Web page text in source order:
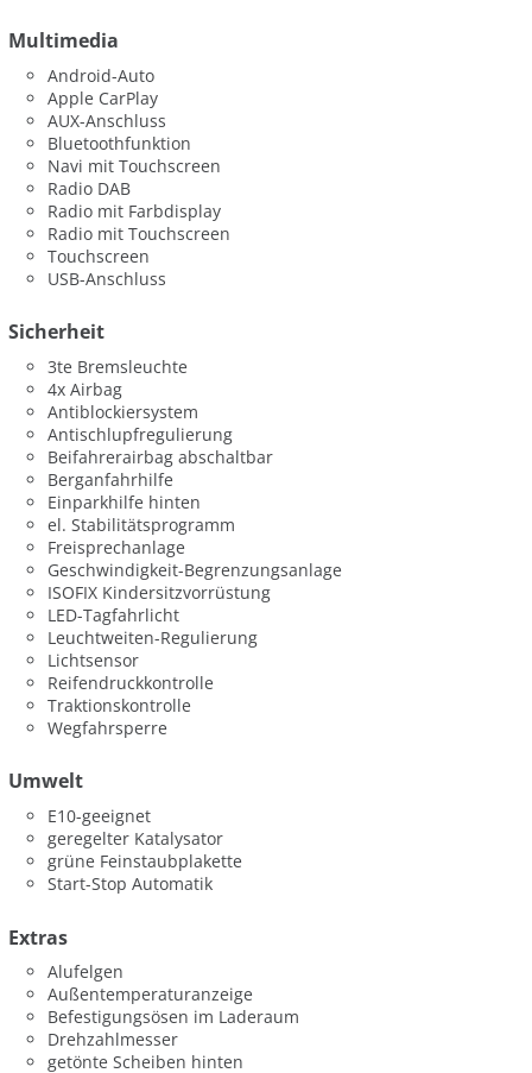
Multimedia
Android-Auto
Apple CarPlay
AUX-Anschluss
Bluetoothfunktion
Navi mit Touchscreen
Radio DAB
Radio mit Farbdisplay
Radio mit Touchscreen
Touchscreen
USB-Anschluss
Sicherheit
3te Bremsleuchte
4x Airbag
Antiblockiersystem
Antischlupfregulierung
Beifahrerairbag abschaltbar
Berganfahrhilfe
Einparkhilfe hinten
el. Stabilitätsprogramm
Freisprechanlage
Geschwindigkeit-Begrenzungsanlage
ISOFIX Kindersitzvorrüstung
LED-Tagfahrlicht
Leuchtweiten-Regulierung
Lichtsensor
Reifendruckkontrolle
Traktionskontrolle
Wegfahrsperre
Umwelt
E10-geeignet
geregelter Katalysator
grüne Feinstaubplakette
Start-Stop Automatik
Extras
Alufelgen
Außentemperaturanzeige
Befestigungsösen im Laderaum
Drehzahlmesser
getönte Scheiben hinten